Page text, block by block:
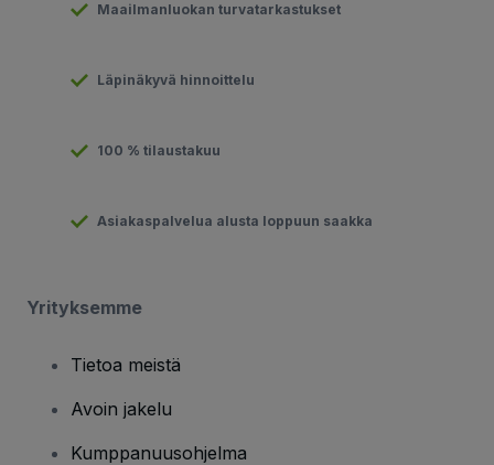
Maailmanluokan turvatarkastukset
Läpinäkyvä hinnoittelu
100 % tilaustakuu
Asiakaspalvelua alusta loppuun saakka
Yrityksemme
Tietoa meistä
Avoin jakelu
Kumppanuusohjelma